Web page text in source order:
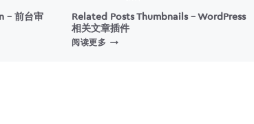
– 前台审
Related Posts Thumbnails – WordPress
相关文章插件
阅读更多 RELATED